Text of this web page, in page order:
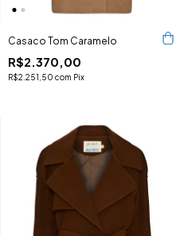
Casaco Tom Caramelo
R$2.370,00
R$2.251,50 com Pix